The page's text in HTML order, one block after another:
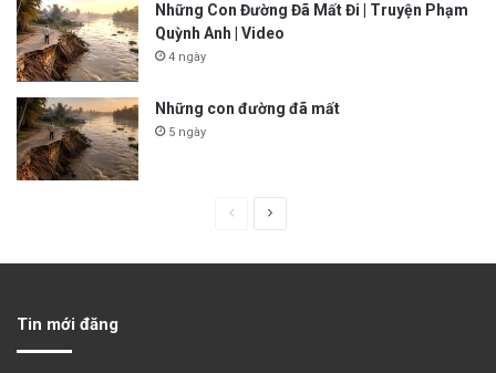
Những Con Đường Đã Mất Đi | Truyện Phạm
Quỳnh Anh | Video
4 ngày
Những con đường đã mất
5 ngày
Tin mới đăng